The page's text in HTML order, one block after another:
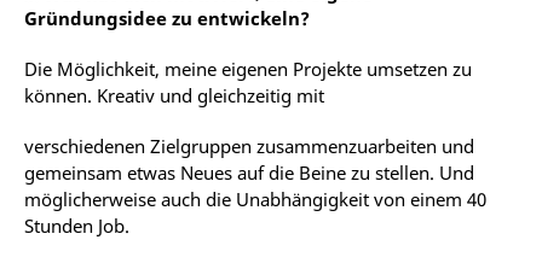
Gründungsidee zu entwickeln?
Die Möglichkeit, meine eigenen Projekte umsetzen zu
können. Kreativ und gleichzeitig mit
verschiedenen Zielgruppen zusammenzuarbeiten und
gemeinsam etwas Neues auf die Beine zu stellen. Und
möglicherweise auch die Unabhängigkeit von einem 40
Stunden Job.